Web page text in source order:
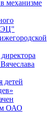
механизме
детей
ОАО